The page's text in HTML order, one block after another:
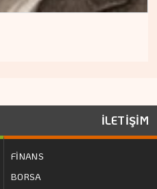
İLETİŞİM
FİNANS
BORSA